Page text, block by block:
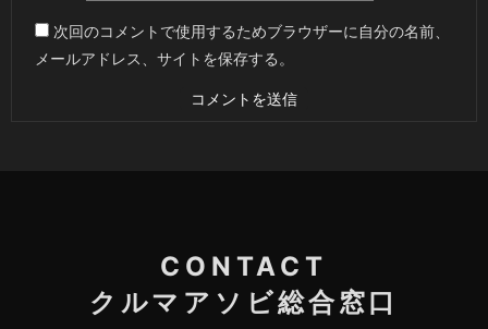
次回のコメントで使用するためブラウザーに自分の名前、
メールアドレス、サイトを保存する。
CONTACT
クルマアソビ総合窓口